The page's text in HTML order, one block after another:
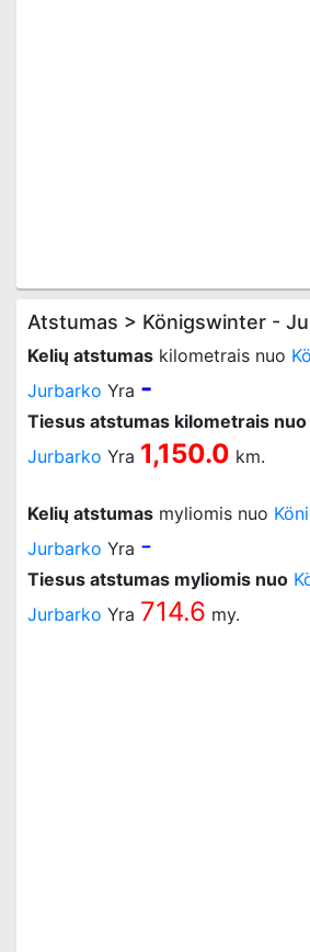
Atstumas > Königswinter -
Kelių atstumas kilometrais nuo
Jurbarko Yra -
Tiesus atstumas kilometrais nuo
Jurbarko Yra 1,150.0 km.
Kelių atstumas myliomis nuo
Jurbarko Yra -
Tiesus atstumas myliomis nuo
Jurbarko Yra 714.6 my.